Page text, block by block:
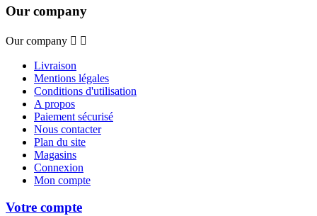
Our company
Our company  
Livraison
Mentions légales
Conditions d'utilisation
A propos
Paiement sécurisé
Nous contacter
Plan du site
Magasins
Connexion
Mon compte
Votre compte